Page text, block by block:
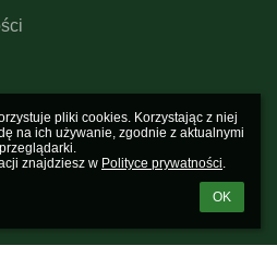
pliki cookies. Korzystając z niej
na ich używanie, zgodnie z aktualnymi
znajdziesz w Polityce prywatności.
OK